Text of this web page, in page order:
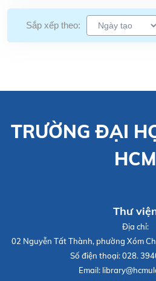
Sắp xếp theo:
TRƯỜNG ĐẠI
HCM
Thư
Địa chỉ:
02 Nguyễn Tất Thành, phường Xóm
Số điện thoại:028.
Email: